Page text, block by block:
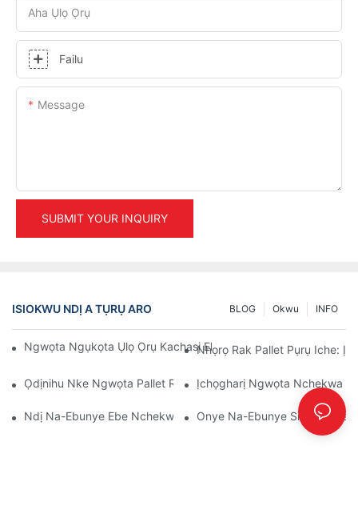
Aha Ụlọ Ọrụ
Failu
Message
SUBMIT YOUR INQUIRY
ISIOKWU NDỊ A TỤRỤ ARO INFO
Okwu
BLOG
Ngwọta Ngụkọta Ụlọ Ọrụ Kachasị Elu Maka Njikwa Ụlọ
Nhọrọ Rak Pallet Pụrụ Iche:
Ọdịnihu Nke Ngwọta Pallet Rack: Usoro Na Ihe Ọhụrụ
Ịchọgharị Ngwọta Nchekwa
Ndị Na-Ebunye Ebe Nchekwa Ihe: Ihe A Ga-Achọ
Onye Na-Ebunye Sistemụ